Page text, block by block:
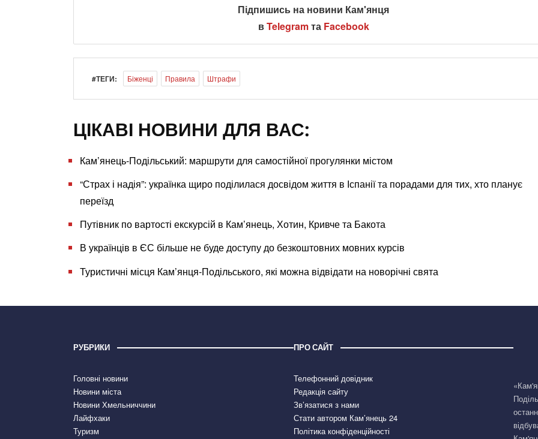
Підпишись на новини Кам'янця
вTelegramта Facebook
#ТЕГИ: Біженці Правила Штрафи
ЦІКАВІ НОВИНИ ДЛЯ ВАС:
Кам’янець-Подільський: маршрути для самостійної прогулянки містом
“Страх і надія”: українка щиро поділилася досвідом життя в Іспанії та порадами для тих, хто планує
переїзд
Путівник по вартості екскурсій в Кам’янець, Хотин, Кривче та Бакота
В українців в ЄС більше не буде доступу до безкоштовних мовних курсів
Туристичні місця Кам’янця-Подільського, які можна відвідати на новорічні свята
РУБРИКИ
Головні новини
Новини міста
Новини Хмельниччини
Лайфхаки
Туризм
ПРО САЙТ
Телефонний довідник
Редакція сайту
Зв’язатися з нами
Стати автором Кам’янець 24
Політика конфіденційності